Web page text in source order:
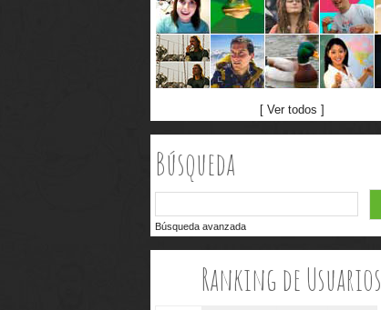
[ Ver todos ]
Búsqueda
Búsqueda avanzada
Ranking de Usuarios